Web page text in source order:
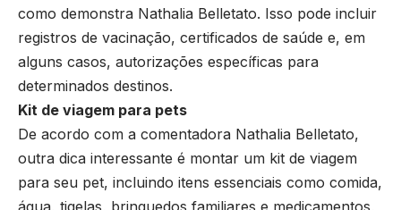
como demonstra Nathalia Belletato. Isso pode incluir
registros de vacinação, certificados de saúde e, em
alguns casos, autorizações específicas para
determinados destinos.
Kit de viagem para pets
De acordo com a comentadora Nathalia Belletato,
outra dica interessante é montar um kit de viagem
para seu pet, incluindo itens essenciais como comida,